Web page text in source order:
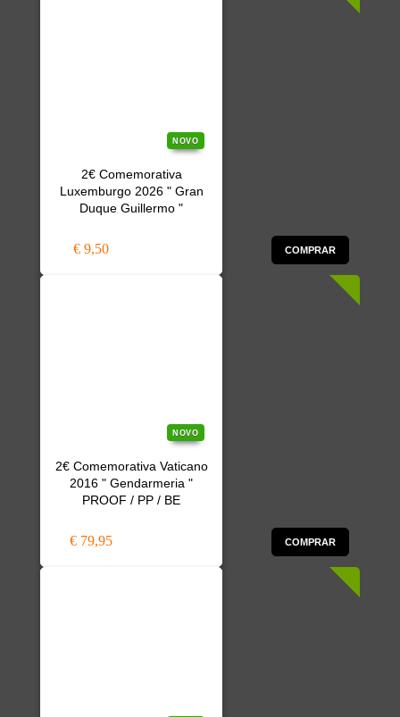
NOVO
2€ Comemorativa
Luxemburgo 2026 " Gran
Duque Guillermo "
€ 9,50 COMPRAR
NOVO
2€ Comemorativa Vaticano
2016 " Gendarmeria "
PROOF / PP / BE
€ 79,95 COMPRAR